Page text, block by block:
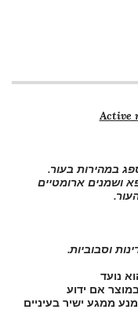
Active
במהירות בעור.
ושמנים ארומטיים
וסבוביות.
נועד
אם ידוע
ממגע ישיר בעיניים